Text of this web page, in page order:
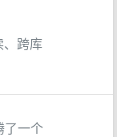
、跨库
了一个